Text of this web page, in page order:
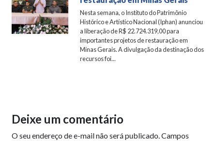
Nesta semana, o Instituto do Patrimônio
Histórico e Artístico Nacional (Iphan) anunciou
a liberação de R$ 22.724.319,00 para
importantes projetos de restauração em
Minas Gerais. A divulgação da destinação dos
recursos foi...
Deixe um comentário
O seu endereço de e-mail não será publicado.Campos